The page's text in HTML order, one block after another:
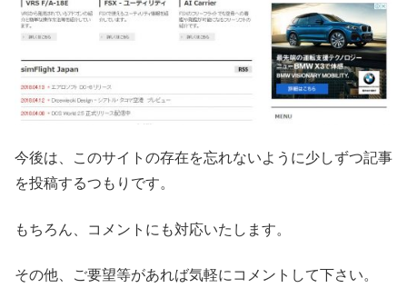
今後は、このサイトの存在を忘れないように少しずつ記事
を投稿するつもりです。
もちろん、コメントにも対応いたします。
その他、ご要望等があれば気軽にコメントして下さい。